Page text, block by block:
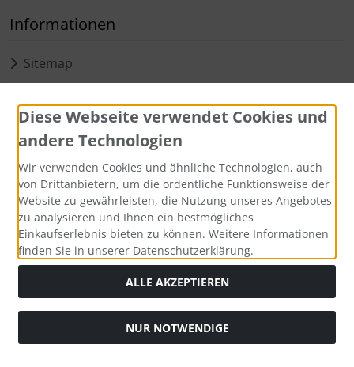
Informationen
Sitemap
Zahlungsmethoden
Social Media
Alle Preise inkl. gesetzl. MwSt. zzgl.Versandkosten
durchgestrichenen Preise entsprechen dem bisherigen Preis
Diese Webseite verwendet Cookies und
andere Technologien
Wir verwenden Cookies und ähnliche Technologien, auch
von Drittanbietern, um die ordentliche Funktionsweise der
Website zu gewährleisten, die Nutzung unseres Angebotes
zu analysieren und Ihnen ein bestmögliches
Einkaufserlebnis bieten zu können. Weitere Informationen
finden Sie in unserer Datenschutzerklärung.
ALLE AKZEPTIEREN
NUR NOTWENDIGE